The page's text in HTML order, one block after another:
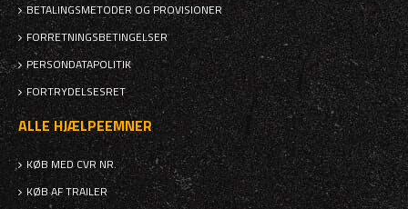
BETALINGSMETODER OG PROVISIONER
FORRETNINGSBETINGELSER
PERSONDATAPOLITIK
FORTRYDELSESRET
ALLE HJÆLPEEMNER
KØB MED CVR NR.
KØB AF TRAILER